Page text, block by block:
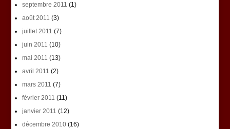
septembre 2011 (1)
août 2011 (3)
juillet 2011 (7)
juin 2011 (10)
mai 2011 (13)
avril 2011 (2)
mars 2011 (7)
février 2011 (11)
janvier 2011 (12)
décembre 2010(16)